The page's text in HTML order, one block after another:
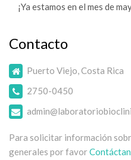
¡Ya estamos en el mes de
Contacto
Puerto Viejo, Costa Rica
2750-0450
Para solicitar información
generales por favor